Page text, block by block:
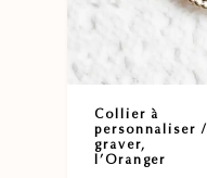
Collier à
personnaliser /
graver,
l’Oranger